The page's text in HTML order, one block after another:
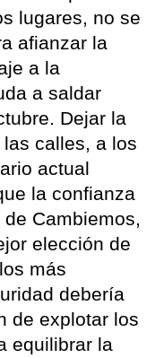
lugares, no se
afianzar la
a la
a saldar
Dejar la
calles, a los
actual
la confianza
Cambiemos,
elección de
más
debería
de explotar los
equilibrar la